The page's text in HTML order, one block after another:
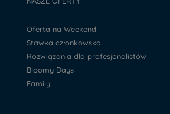
Oferta na Weekend
Stawka członkowska
Rozwiązania dla profesjonalistów
Bloomy Days
Family